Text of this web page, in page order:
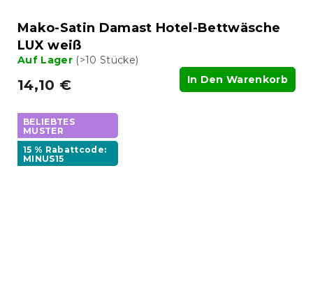
Mako-Satin Damast Hotel-Bettwäsche
LUX weiß
Auf Lager (>10 Stücke)
14,10 € In Den Warenkorb
BELIEBTES
MUSTER
15 % Rabattcode:
MINUS15